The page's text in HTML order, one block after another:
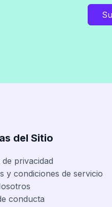
del Sitio
de privacidad
y condiciones de servicio
conducta